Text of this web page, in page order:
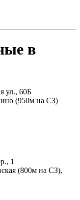
в
ул., 60Б
(950м на СЗ)
1
(800м на СЗ),